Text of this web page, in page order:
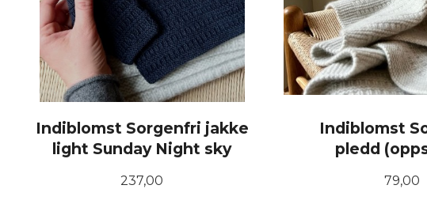
Indiblomst Sorgenfri jakke
light Sunday Night sky
Pris
237,00
Indiblomst
pledd
Pris
79,00